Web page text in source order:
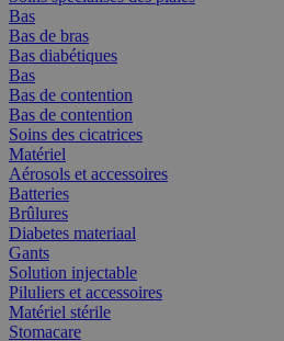
Bas
Bas de bras
Bas diabétiques
Bas
Bas de contention
Bas de contention
Soins des cicatrices
Matériel
Aérosols et accessoires
Batteries
Brûlures
Diabetes materiaal
Gants
Solution injectable
Piluliers et accessoires
Matériel stérile
Stomacare